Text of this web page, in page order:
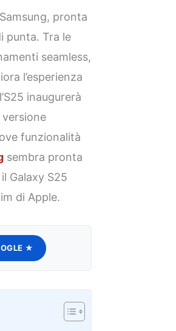
pronta
punta. Tra le
seamless,
l’esperienza
inaugurerà
versione
funzionalità
sembra pronta
Galaxy S25
di Apple.
★